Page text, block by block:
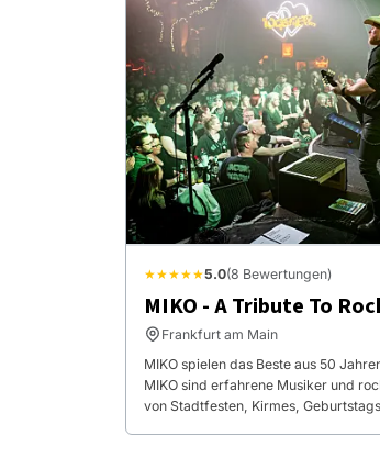
★★★★★5.0(8 Bewertungen)
MIKO - A Tribute To
Frankfurt am Main
MIKO spielen das Beste aus 50
MIKO sind erfahrene Musiker und
von Stadtfesten, Kirmes,